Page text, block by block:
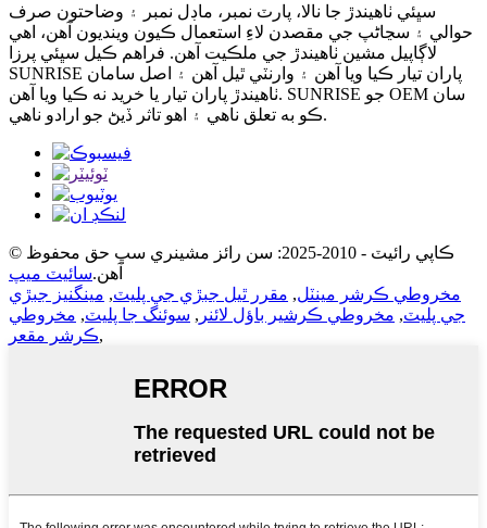
سڀئي ٺاهيندڙ جا نالا، پارٽ نمبر، ماڊل نمبر ۽ وضاحتون صرف
حوالي ۽ سڃاڻپ جي مقصدن لاءِ استعمال ڪيون وينديون آهن، اهي
لاڳاپيل مشين ٺاهيندڙ جي ملڪيت آهن. فراهم ڪيل سڀئي پرزا
SUNRISE پاران تيار ڪيا ويا آهن ۽ وارنٽي ٿيل آهن ۽ اصل سامان
ٺاهيندڙ پاران تيار يا خريد نه ڪيا ويا آهن. SUNRISE جو OEM سان
ڪو به تعلق ناهي ۽ اهو تاثر ڏيڻ جو ارادو ناهي.
© ڪاپي رائيٽ - 2010-2025: سن رائز مشينري سڀ حق محفوظ
آهن.سائيٽ ميپ
مخروطي ڪرشر مينٽل, مقرر ٿيل جبڙي جي پليٽ, مينگنيز جبڙي
جي پليٽ, مخروطي ڪرشير باؤل لائنر , سوئنگ جا پليٽ, مخروطي
ڪرشر مقعر,